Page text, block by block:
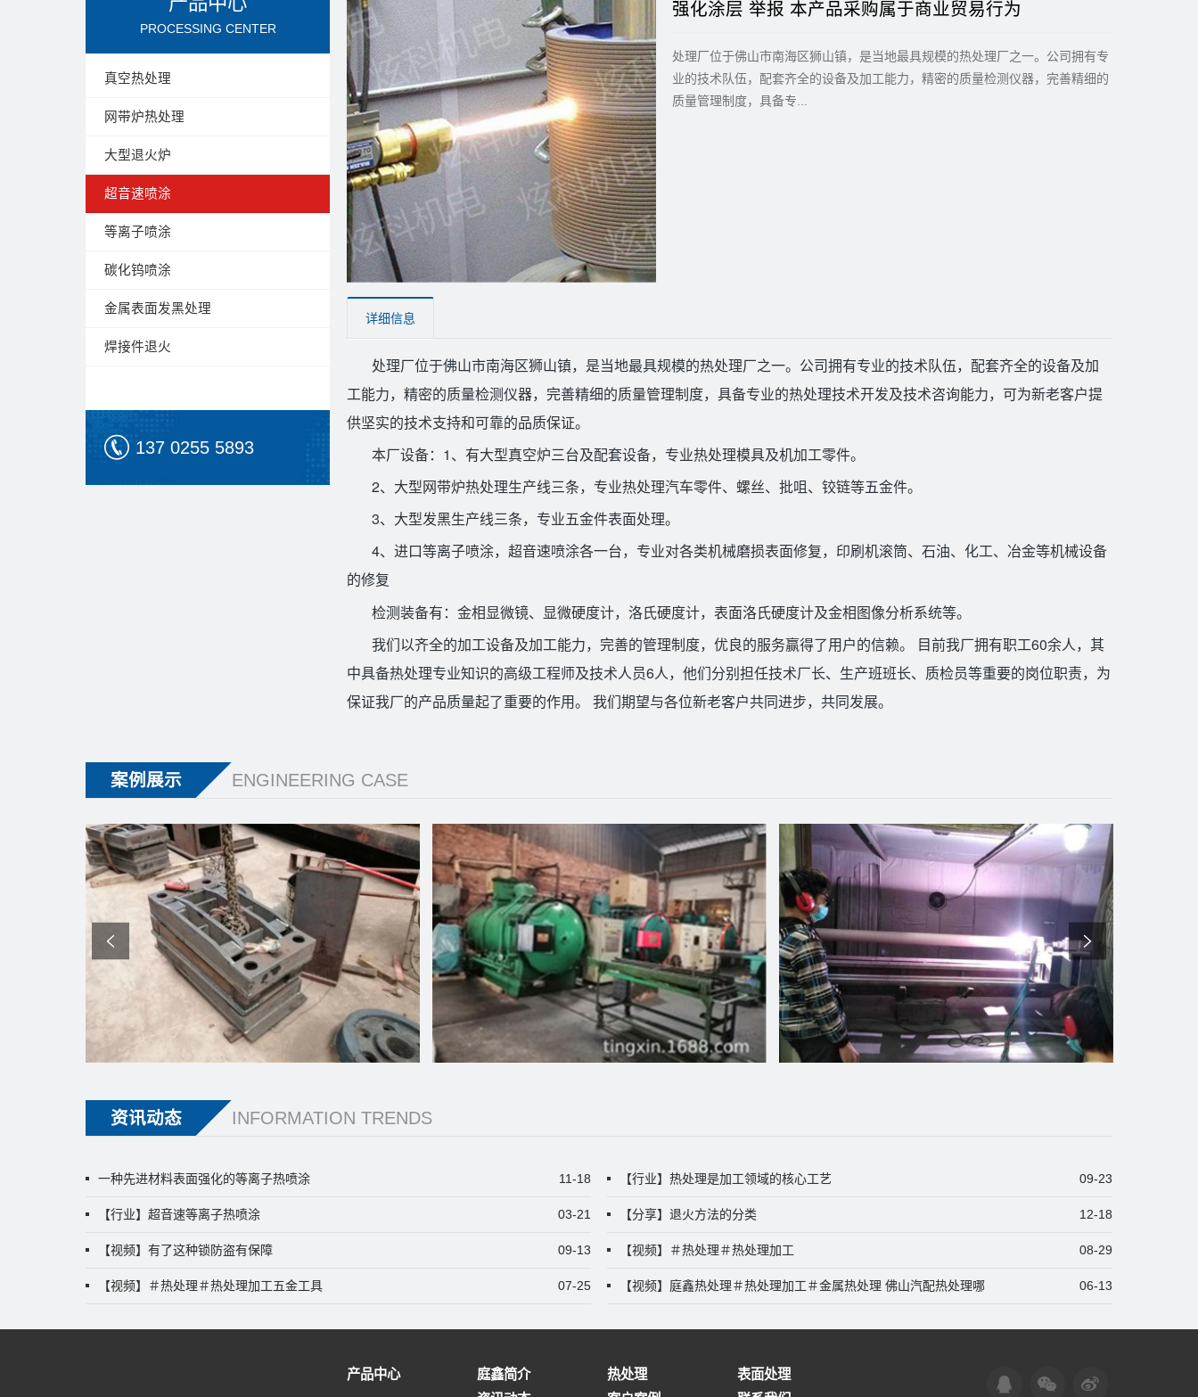
强化涂层 举报 本产品采购属于商业贸易行为
处理厂位于佛山市南海区狮山镇，是当地最具规模的热处理厂之一。公司拥有专
业的技术队伍，配套齐全的设备及加工能力，精密的质量检测仪器，完善精细的
质量管理制度，具备专...
详细信息
处理厂位于佛山市南海区狮山镇，是当地最具规模的热处理厂之一。公司拥有专业的技术队伍，配套齐全的设备及加
工能力，精密的质量检测仪器，完善精细的质量管理制度，具备专业的热处理技术开发及技术咨询能力，可为新老客户提
供坚实的技术支持和可靠的品质保证。
本厂设备：1、有大型真空炉三台及配套设备，专业热处理模具及机加工零件。
2、大型网带炉热处理生产线三条，专业热处理汽车零件、螺丝、批咀、铰链等五金件。
3、大型发黑生产线三条，专业五金件表面处理。
4、进口等离子喷涂，超音速喷涂各一台，专业对各类机械磨损表面修复，印刷机滚筒、石油、化工、冶金等机械设备
的修复
检测装备有：金相显微镜、显微硬度计，洛氏硬度计，表面洛氏硬度计及金相图像分析系统等。
我们以齐全的加工设备及加工能力，完善的管理制度，优良的服务赢得了用户的信赖。 目前我厂拥有职工60余人，其
中具备热处理专业知识的高级工程师及技术人员6人，他们分别担任技术厂长、生产班班长、质检员等重要的岗位职责，为
保证我厂的产品质量起了重要的作用。 我们期望与各位新老客户共同进步，共同发展。
PROCESSING CENTER
真空热处理
网带炉热处理
大型退火炉
超音速喷涂
等离子喷涂
碳化钨喷涂
金属表面发黑处理
焊接件退火
137 0255 5893
案例展示 ENGINEERING CASE
资讯动态 INFORMATION TRENDS
11-18
一种先进材料表面强化的等离子热喷涂 09-23
【行业】热处理是加工领域的核心工艺
03-21
【行业】超音速等离子热喷涂 12-18
【分享】退火方法的分类
09-13
【视频】有了这种锁防盗有保障 08-29
【视频】＃热处理＃热处理加工
07-25
【视频】＃热处理＃热处理加工五金工具 06-13
【视频】庭鑫热处理＃热处理加工＃金属热处理 佛山汽配热处理哪
产品中心 庭鑫简介 热处理
表面处理